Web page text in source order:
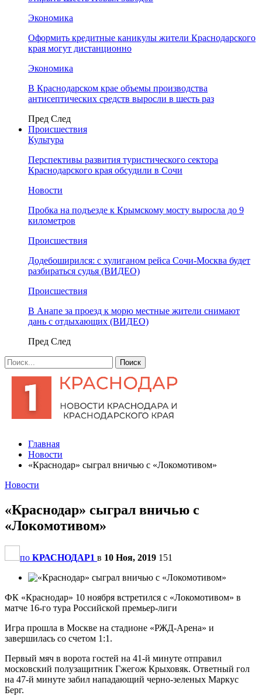
Экономика
Оформить кредитные каникулы жители Краснодарского
края могут дистанционно
Экономика
В Краснодарском крае объемы производства
антисептических средств выросли в шесть раз
Пред След
Происшествия
Культура
Перспективы развития туристического сектора
Краснодарского края обсудили в Сочи
Новости
Пробка на подъезде к Крымскому мосту выросла до 9
километров
Происшествия
Додебоширился: с хулиганом рейса Сочи-Москва будет
разбираться судья (ВИДЕО)
Происшествия
В Анапе за проезд к морю местные жители снимают
дань с отдыхающих (ВИДЕО)
Пред След
Главная
Новости
«Краснодар» сыграл вничью с «Локомотивом»
Новости
«Краснодар» сыграл вничью с
«Локомотивом»
по КРАСНОДАР1 в 10 Ноя, 2019 151
ФК «Краснодар» 10 ноября встретился с «Локомотивом» в
матче 16-го тура Российской премьер-лиги
Игра прошла в Москве на стадионе «РЖД-Арена» и
завершилась со счетом 1:1.
Первый мяч в ворота гостей на 41-й минуте отправил
московский полузащитник Гжегож Крыховяк. Ответный гол
на 47-й минуте забил нападающий черно-зеленых Маркус
Берг.